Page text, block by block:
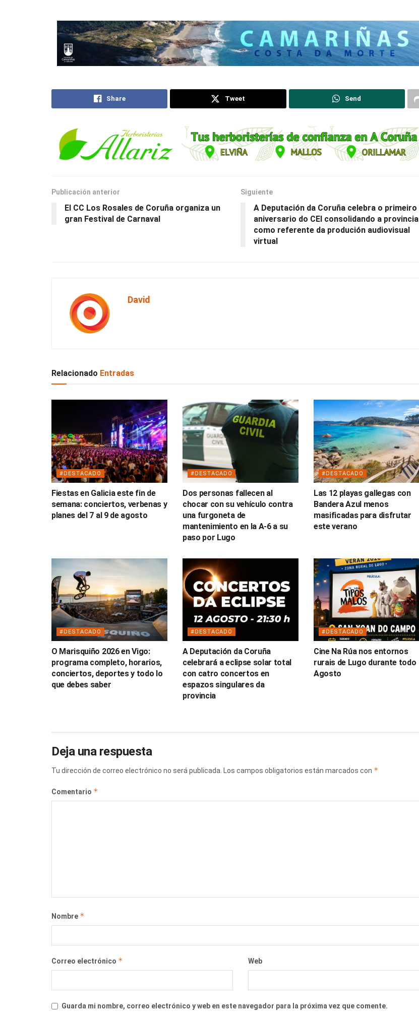
Share Tweet Send
Publicación anterior
El CC Los Rosales de Coruña organiza un
gran Festival de Carnaval
Siguiente
A Deputación da Coruña celebra o primeiro
aniversario do CEI consolidando a provincia
como referente da produción audiovisual
virtual
David
Relacionado Entradas
#DESTACADO
Fiestas en Galicia este fin de
semana: conciertos, verbenas y
planes del 7 al 9 de agosto
#DESTACADO
Dos personas fallecen al
chocar con su vehículo contra
una furgoneta de
mantenimiento en la A-6 a su
paso por Lugo
#DESTACADO
Las 12 playas gallegas con
Bandera Azul menos
masificadas para disfrutar
este verano
#DESTACADO
O Marisquiño 2026 en Vigo:
programa completo, horarios,
conciertos, deportes y todo lo
que debes saber
#DESTACADO
A Deputación da Coruña
celebrará a eclipse solar total
con catro concertos en
espazos singulares da
provincia
#DESTACADO
Cine Na Rúa nos entornos
rurais de Lugo durante todo
Agosto
Deja una respuesta
Tu dirección de correo electrónico no será publicada. Los campos obligatorios están marcados con *
Comentario *
Nombre *
Correo electrónico * Web
Guarda mi nombre, correo electrónico y web en este navegador para la próxima vez que comente.